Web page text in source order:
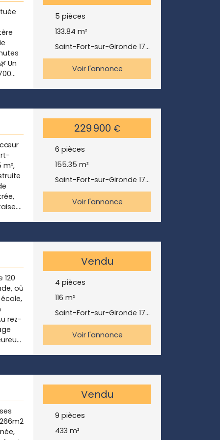
à
ils
Un
(161
les
🛠
5 pièces
133.84 m²
Saint-Fort-sur-Gironde 17240
Voir l'annonce
cœur
150
de
vos
229 900 €
6 pièces
155.35 m²
Saint-Fort-sur-Gironde 17240
Voir l'annonce
120
où
rez-
:
Vendu
4 pièces
116 m²
Saint-Fort-sur-Gironde 17240
Voir l'annonce
Vendu
9 pièces
433 m²